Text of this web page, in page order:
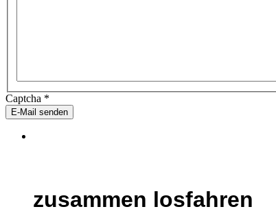
Captcha *
E-Mail senden
zusammen losfahren